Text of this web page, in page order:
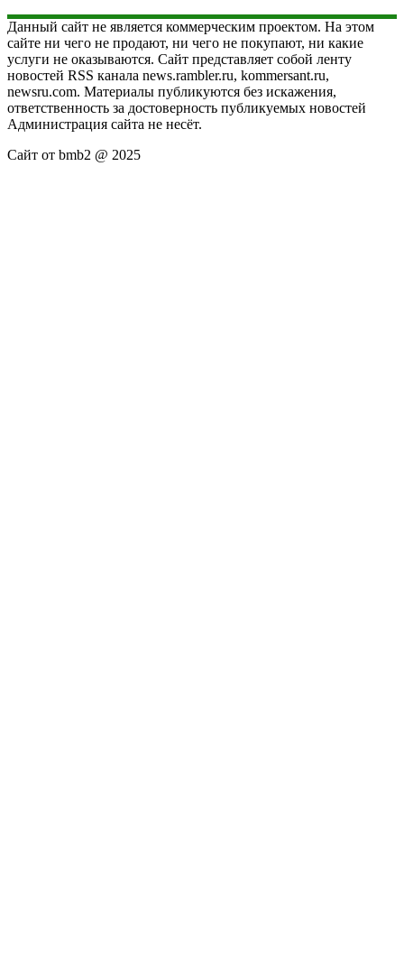
Данный сайт не является коммерческим проектом. На этом
сайте ни чего не продают, ни чего не покупают, ни какие
услуги не оказываются. Сайт представляет собой ленту
новостей RSS канала news.rambler.ru, kommersant.ru,
newsru.com. Материалы публикуются без искажения,
ответственность за достоверность публикуемых новостей
Администрация сайта не несёт.
Сайт от bmb2 @ 2025